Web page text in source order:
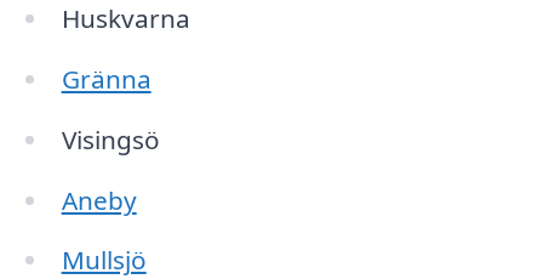
Huskvarna
Gränna
Visingsö
Aneby
Mullsjö